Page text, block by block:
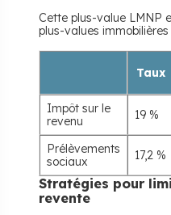
Cette plus-value LMNP
plus-values
Taux
Impôt sur le
revenu
19 %
Prélèvements
sociaux
17,2 %
​Stratégies pour
revente